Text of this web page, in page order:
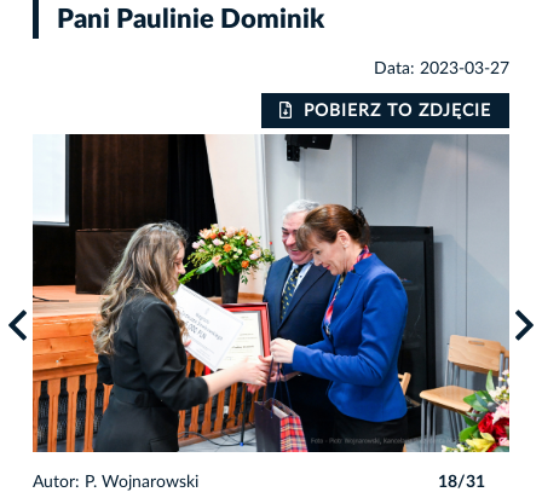
Pani Paulinie Dominik
Data: 2023-03-27
POBIERZ TO ZDJĘCIE
Autor: P. Wojnarowski 18/31